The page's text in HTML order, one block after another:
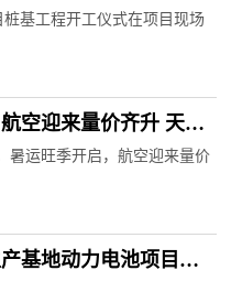
看基工程开工仪式在项目现场
空迎来量价齐升 天天
暑运旺季开启，航空迎来量价
基地动力电池项目启